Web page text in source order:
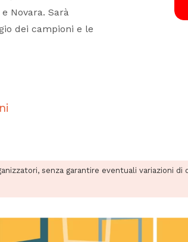
Novara. Sarà
dei campioni e le
senza garantire eventuali variazioni